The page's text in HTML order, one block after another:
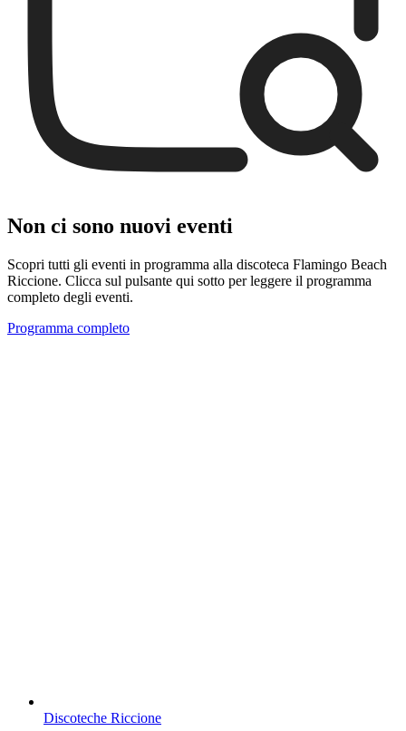
Non ci sono nuovi eventi
Scopri tutti gli eventi in programma alla discoteca Flamingo Beach
Riccione. Clicca sul pulsante qui sotto per leggere il programma
completo degli eventi.
Programma completo
Discoteche Riccione